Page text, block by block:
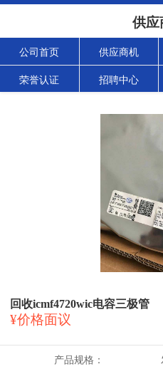
供应
公司首页 供应商机
荣誉认证 招聘中心
回收icmf4720wic电容三极管
¥价格面议
产品规格：